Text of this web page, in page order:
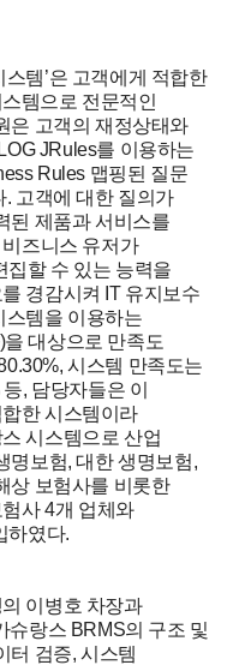
템’은 고객에게 적합한
템으로 전문적인
은 고객의 재정상태와
JRules를 이용하는
Rules 맵핑된 질문
고객에 대한 질의가
된 제품과 서비스를
즈니스 유저가
집할 수 있는 능력을
경감시켜 IT 유지보수
스템을 이용하는
대상으로 만족도
시스템 만족도는
, 담당자들은 이
한 시스템이라
시스템으로 산업
명보험, 대한 생명보험,
상 보험사를 비롯한
사 4개 업체와
하였다.
이병호 차장과
슈랑스 BRMS의 구조 및
터 검증, 시스템